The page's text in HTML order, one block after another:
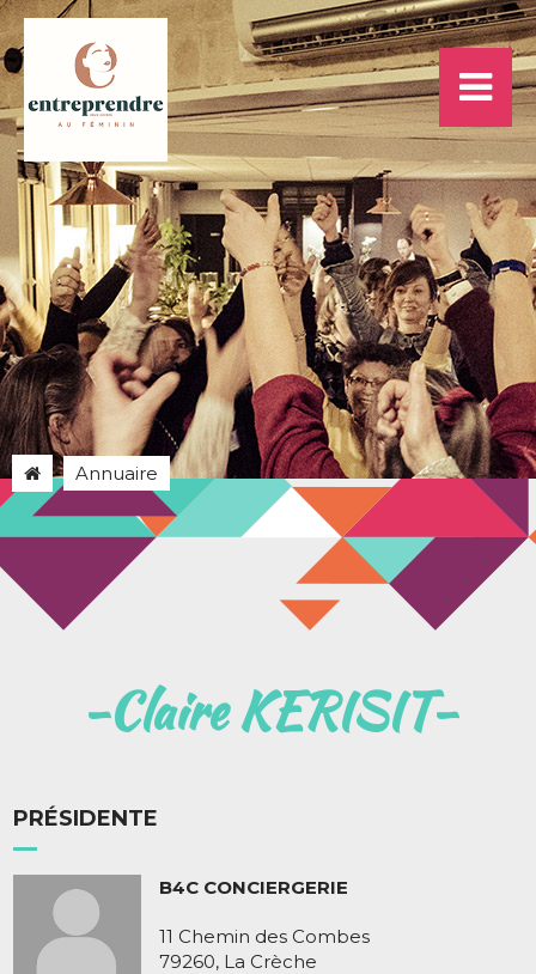
Annuaire
Claire KERISIT
PRÉSIDENTE
B4C CONCIERGERIE
11 Chemin des Combes
79260, La Crèche